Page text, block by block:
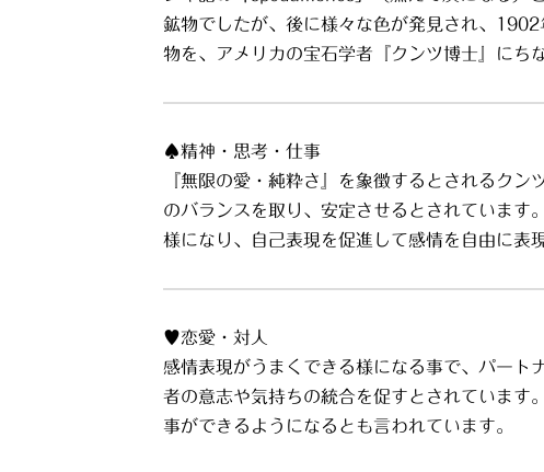
鉱物でしたが、後に様々な色が発見され、
物を、アメリカの宝石学者『クンツ博士』にち
♠精神・思考・仕事
『無限の愛・純粋さ』を象徴するとされるク
のバランスを取り、安定させるとされています
様になり、自己表現を促進して感情を自由に表
♥恋愛・対人
感情表現がうまくできる様になる事で、パート
者の意志や気持ちの統合を促すとされています
事ができるようになるとも言われています。